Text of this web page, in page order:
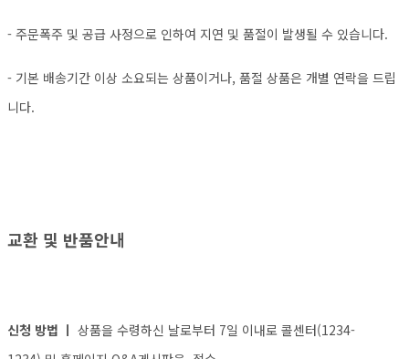
- 주문폭주 및 공급 사정으로 인하여 지연 및 품절이 발생될 수 있습니다.
- 기본 배송기간 이상 소요되는 상품이거나, 품절 상품은 개별 연락을 드립
니다.
교환 및 반품안내
신청 방법 ㅣ 상품을 수령하신 날로부터 7일 이내로 콜센터(1234-